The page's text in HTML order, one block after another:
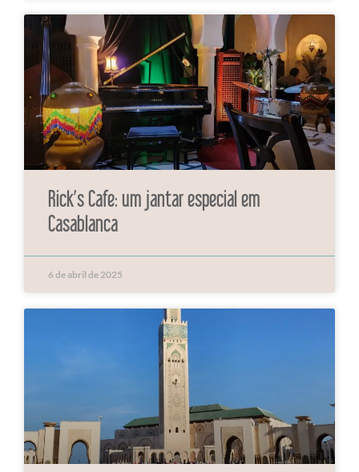
Rick’s Cafe: um jantar especial em
Casablanca
6 de abril de 2025